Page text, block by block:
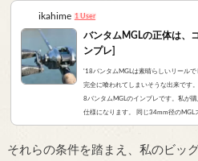
ikahime 1 User
バンタムMGLの正体は、
ンプレ]
'18バンタムMGLは素晴らしいリール
完全に喰われてしまいそうな出来です
8バンタムMGLのインプレです。私が
仕様になります。 同じ34mm径のMGL
いう事でメタ二ウムMGLと比較される
比較してみました。SPECモデル18バ...
それらの条件を踏まえ、私のビッ